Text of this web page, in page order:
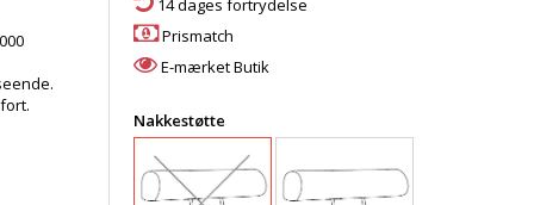
14 dages fortrydelse
Prismatch
E-mærket Butik
Nakkestøtte